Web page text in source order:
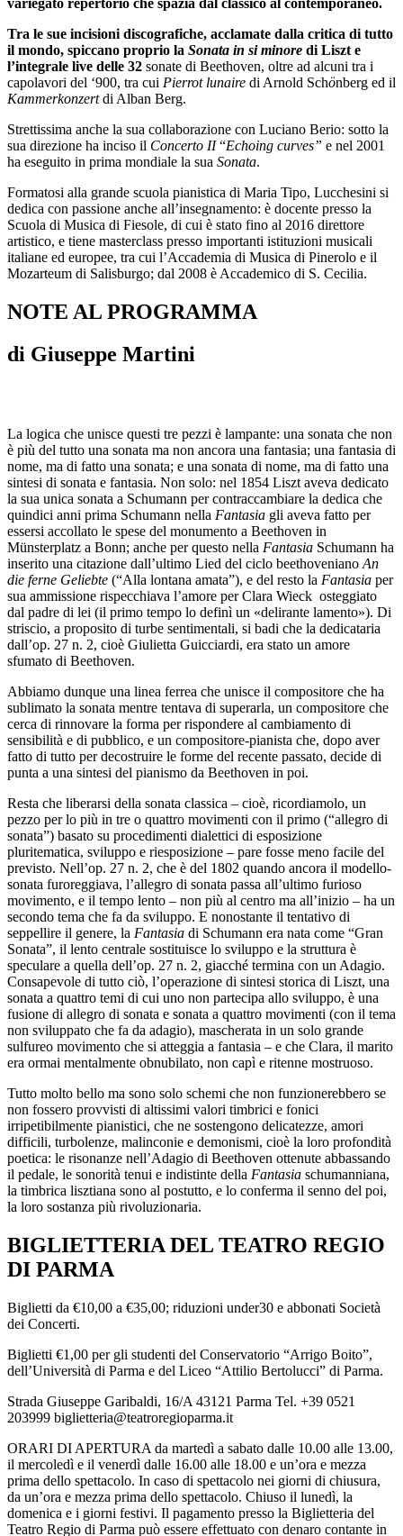
Tra le sue incisioni discografiche, acclamate dalla critica di tutto
il mondo, spiccano proprio la Sonata in si minore di Liszt e
l’integrale live delle 32 sonate di Beethoven, oltre ad alcuni tra i
capolavori del ‘900, tra cui Pierrot lunaire di Arnold Schönberg ed il
Kammerkonzertdi Alban Berg.
Strettissima anche la sua collaborazione con Luciano Berio: sotto la
sua direzione ha inciso il Concerto II“Echoing curves” e nel 2001
ha eseguito in prima mondiale la sua Sonata.
Formatosi alla grande scuola pianistica di Maria Tipo, Lucchesini si
dedica con passione anche all’insegnamento: è docente presso la
Scuola di Musica di Fiesole, di cui è stato fino al 2016 direttore
artistico, e tiene masterclass presso importanti istituzioni musicali
italiane ed europee, tra cui l’Accademia di Musica di Pinerolo e il
Mozarteum di Salisburgo; dal 2008 è Accademico di S. Cecilia.
NOTE AL PROGRAMMA
di Giuseppe Martini
La logica che unisce questi tre pezzi è lampante: una sonata che non
è più del tutto una sonata ma non ancora una fantasia; una fantasia di
nome, ma di fatto una sonata; e una sonata di nome, ma di fatto una
sintesi di sonata e fantasia. Non solo: nel 1854 Liszt aveva dedicato
la sua unica sonata a Schumann per contraccambiare la dedica che
quindici anni prima Schumann nella Fantasia gli aveva fatto per
essersi accollato le spese del monumento a Beethoven in
Münsterplatz a Bonn; anche per questo nella Fantasia Schumann ha
inserito una citazione dall’ultimo Lied del ciclo beethovenianoAn
die ferne Geliebte (“Alla lontana amata”), e del resto la Fantasia per
sua ammissione rispecchiava l’amore per Clara Wieck osteggiato
dal padre di lei (il primo tempo lo definì un «delirante lamento»). Di
striscio, a proposito di turbe sentimentali, si badi che la dedicataria
dall’op. 27 n. 2, cioè Giulietta Guicciardi, era stato un amore
sfumato di Beethoven.
Abbiamo dunque una linea ferrea che unisce il compositore che ha
sublimato la sonata mentre tentava di superarla, un compositore che
cerca di rinnovare la forma per rispondere al cambiamento di
sensibilità e di pubblico, e un compositore-pianista che, dopo aver
fatto di tutto per decostruire le forme del recente passato, decide di
punta a una sintesi del pianismo da Beethoven in poi.
Resta che liberarsi della sonata classica – cioè, ricordiamolo, un
pezzo per lo più in tre o quattro movimenti con il primo (“allegro di
sonata”) basato su procedimenti dialettici di esposizione
pluritematica, sviluppo e riesposizione – pare fosse meno facile del
previsto. Nell’op. 27 n. 2, che è del 1802 quando ancora il modello-
sonata furoreggiava, l’allegro di sonata passa all’ultimo furioso
movimento, e il tempo lento – non più al centro ma all’inizio – ha un
secondo tema che fa da sviluppo. E nonostante il tentativo di
seppellire il genere, la Fantasia di Schumann era nata come “Gran
Sonata”, il lento centrale sostituisce lo sviluppo e la struttura è
speculare a quella dell’op. 27 n. 2, giacché termina con un Adagio.
Consapevole di tutto ciò, l’operazione di sintesi storica di Liszt, una
sonata a quattro temi di cui uno non partecipa allo sviluppo, è una
fusione di allegro di sonata e sonata a quattro movimenti (con il tema
non sviluppato che fa da adagio), mascherata in un solo grande
sulfureo movimento che si atteggia a fantasia – e che Clara, il marito
era ormai mentalmente obnubilato, non capì e ritenne mostruoso.
Tutto molto bello ma sono solo schemi che non funzionerebbero se
non fossero provvisti di altissimi valori timbrici e fonici
irripetibilmente pianistici, che ne sostengono delicatezze, amori
difficili, turbolenze, malinconie e demonismi, cioè la loro profondità
poetica: le risonanze nell’Adagio di Beethoven ottenute abbassando
il pedale, le sonorità tenui e indistinte della Fantasia schumanniana,
la timbrica lisztiana sono al postutto, e lo conferma il senno del poi,
la loro sostanza più rivoluzionaria.
BIGLIETTERIA DEL TEATRO REGIO
DI PARMA
Biglietti da €10,00 a €35,00; riduzioni under30 e abbonati Società
dei Concerti.
Biglietti €1,00 per gli studenti del Conservatorio “Arrigo Boito”,
dell’Università di Parma e del Liceo “Attilio Bertolucci” di Parma.
Strada Giuseppe Garibaldi, 16/A 43121 Parma Tel. +39 0521
203999 biglietteria@teatroregioparma.it
ORARI DI APERTURA da martedì a sabato dalle 10.00 alle 13.00,
il mercoledì e il venerdì dalle 16.00 alle 18.00 e un’ora e mezza
prima dello spettacolo. In caso di spettacolo nei giorni di chiusura,
da un’ora e mezza prima dello spettacolo. Chiuso il lunedì, la
domenica e i giorni festivi. Il pagamento presso la Biglietteria del
Teatro Regio di Parma può essere effettuato con denaro contante in